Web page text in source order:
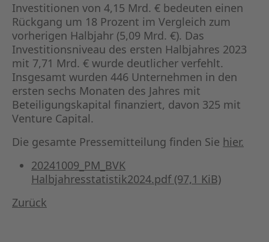
Investitionen von 4,15 Mrd. € bedeuten einen
Rückgang um 18 Prozent im Vergleich zum
vorherigen Halbjahr (5,09 Mrd. €). Das
Investitionsniveau des ersten Halbjahres 2023
mit 7,71 Mrd. € wurde deutlicher verfehlt.
Insgesamt wurden 446 Unternehmen in den
ersten sechs Monaten des Jahres mit
Beteiligungskapital finanziert, davon 325 mit
Venture Capital.
Die gesamte Pressemitteilung finden Sie hier.
20241009_PM_BVK
Halbjahresstatistik2024.pdf (97,1 KiB)
Zurück